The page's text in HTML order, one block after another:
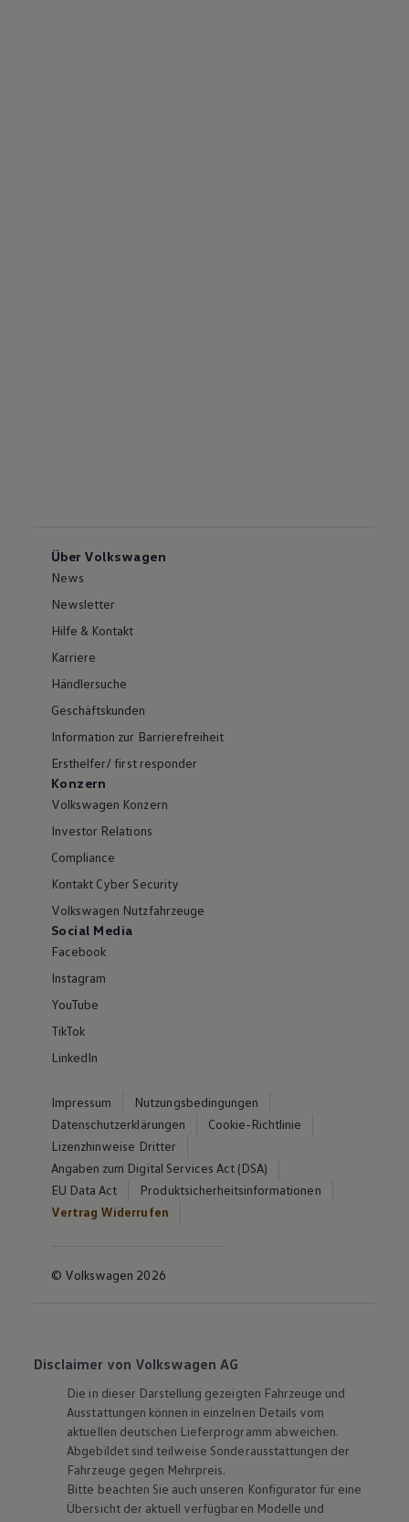
Über Volkswagen
News
Newsletter
Hilfe & Kontakt
Karriere
Händlersuche
Geschäftskunden
Information zur Barrierefreiheit
Ersthelfer/ first responder
Konzern
Volkswagen Konzern
Investor Relations
Compliance
Kontakt Cyber Security
Volkswagen Nutzfahrzeuge
Social Media
Facebook
Instagram
YouTube
TikTok
LinkedIn
Impressum
Nutzungsbedingungen
Datenschutzerklärungen
Cookie-Richtlinie
Lizenzhinweise Dritter
Angaben zum Digital Services Act (DSA)
EU Data Act
Produktsicherheitsinformationen
Vertrag Widerrufen
© Volkswagen 2026
Disclaimer von Volkswagen AG
Die in dieser Darstellung gezeigten Fahrzeuge und
Ausstattungen können in einzelnen Details vom
aktuellen deutschen Lieferprogramm abweichen.
Abgebildet sind teilweise Sonderausstattungen der
Fahrzeuge gegen Mehrpreis.
Bitte beachten Sie auch unseren Konfigurator für eine
Übersicht der aktuell verfügbaren Modelle und